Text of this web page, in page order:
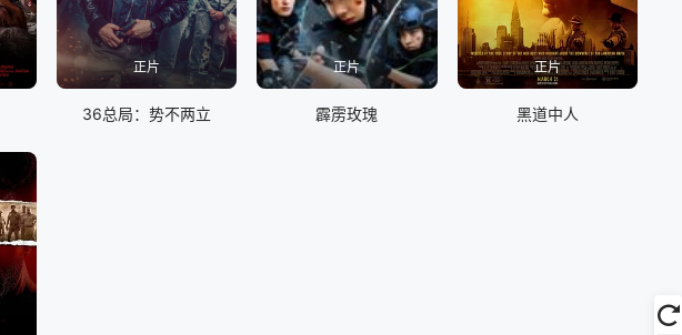
正片
36总局：势不两立
正片
霹雳玫瑰
正片
黑道中人